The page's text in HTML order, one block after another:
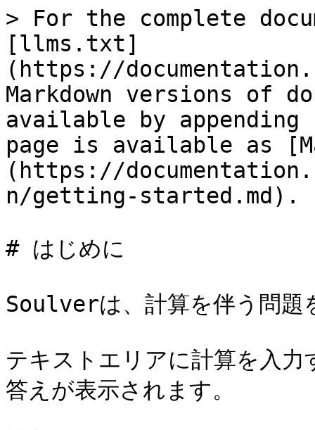
> For the complete
[llms.txt]
(https://
Markdown versions of
available by
page is available as
(https://
n/getting-started.md).
# はじめに
Soulverは、計算を伴う問題
テキストエリアに計算を入
答えが表示されます。